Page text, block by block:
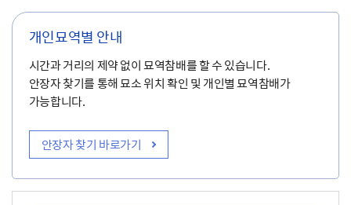
개인묘역별 안내
시간과 거리의 제약 없이 묘역참배를 할 수 있습니다.
안장자 찾기를 통해 묘소 위치 확인 및 개인별 묘역참배가
가능합니다.
안장자 찾기 바로가기